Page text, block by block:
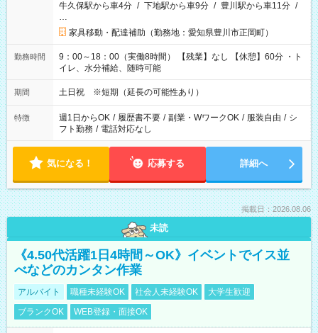
牛久保駅から車4分 / 下地駅から車9分 / 豊川駅から車11分 /
…
家具移動・配達補助（勤務地：愛知県豊川市正岡町）
勤務時間
9：00～18：00（実働8時間） 【残業】なし 【休憩】60分 ・ト
イレ、水分補給、随時可能
期間 土日祝 ※短期（延長の可能性あり）
特徴 週1日からOK / 履歴書不要 / 副業・WワークOK / 服装自由 / シ
フト勤務 / 電話対応なし
気になる！ 応募する 詳細へ
掲載日：2026.08.06
未読
《4.50代活躍1日4時間～OK》イベントでイス並
べなどのカンタン作業
アルバイト 職種未経験OK 社会人未経験OK
大学生歓迎
ブランクOK
WEB登録・面接OK